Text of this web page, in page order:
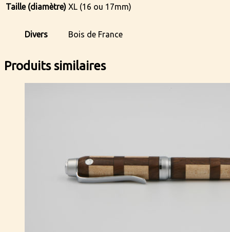
Taille (diamètre) XL (16 ou 17mm)
Divers Bois de France
Produits similaires